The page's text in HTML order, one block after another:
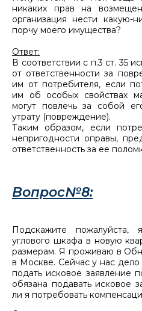
никаких прав на
организация нести какую-
порчу моего имущества?
Ответ:
В соответствии с п.3 ст. 35
от ответственности за
им от потребителя, если
им об особых свойствах
могут повлечь за собой
утрату (повреждение).
Таким образом, если
непригодности оправы,
ответственность за ее
Вопрос№8:
Подскажите пожалуйста,
углового шкафа в новую
размерам. Я проживаю в
в Москве. Сейчас у нас
подать исковое заявление
обязана подавать исковое
ли я потребовать